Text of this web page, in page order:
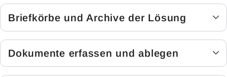
Briefkörbe und Archive der Lösung
Dokumente erfassen und ablegen